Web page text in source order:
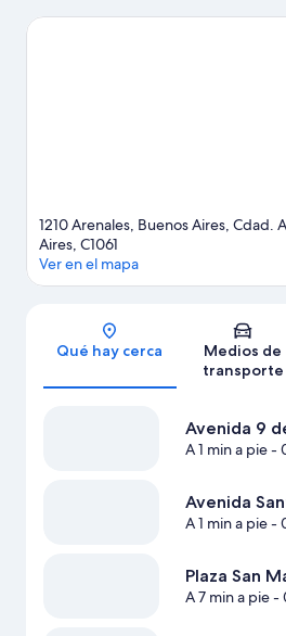
Recoleta.
1210 Arenales, Buenos Aires, Cdad.
Aires, C1061
Ver en el mapa
Qué hay cerca
Medios de
transporte
Avenida 9
A 1 min a pie-
Avenida
A 1 min a pie-
Plaza San
A 7 min a pie-